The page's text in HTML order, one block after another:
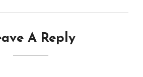
A Reply